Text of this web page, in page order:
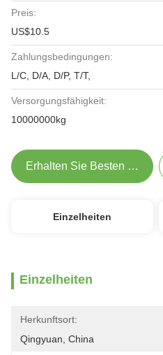
Preis:
US$10.5
Zahlungsbedingungen:
L/C, D/A, D/P, T/T,
Versorgungsfähigkeit:
10000000kg
Erhalten Sie Besten Preis
Einzelheiten
Einzelheiten
Herkunftsort:
Qingyuan, China